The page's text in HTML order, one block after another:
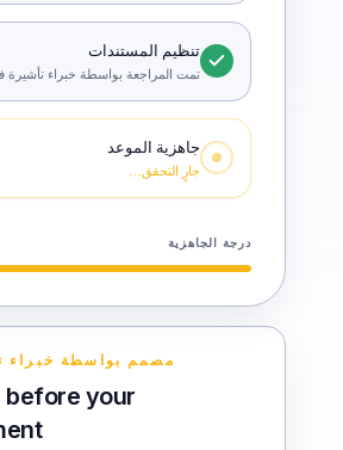
تنظيم المستندات
تمت المراجعة بواسطة خبراء تأشيرة
جاهزية الموعد
جارٍ التحقق…
درجة الجاهزية
مصمم بواسطة خبراء
before your